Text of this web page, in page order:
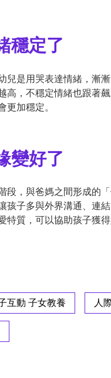
穩定了
兒是用哭表達情緒，漸
高，不穩定情緒也跟著
更加穩定。
變好了
段，與爸媽之間形成的
孩子多與外界溝通、連
特質，可以協助孩子獲得
互動 子女教養 人